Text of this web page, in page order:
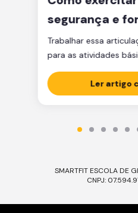
segurança e
articulação
Trabalhar essa
para as atividades
manter a qualidade
Ler artigo
SMARTFIT ESCOLA DE
CNPJ: